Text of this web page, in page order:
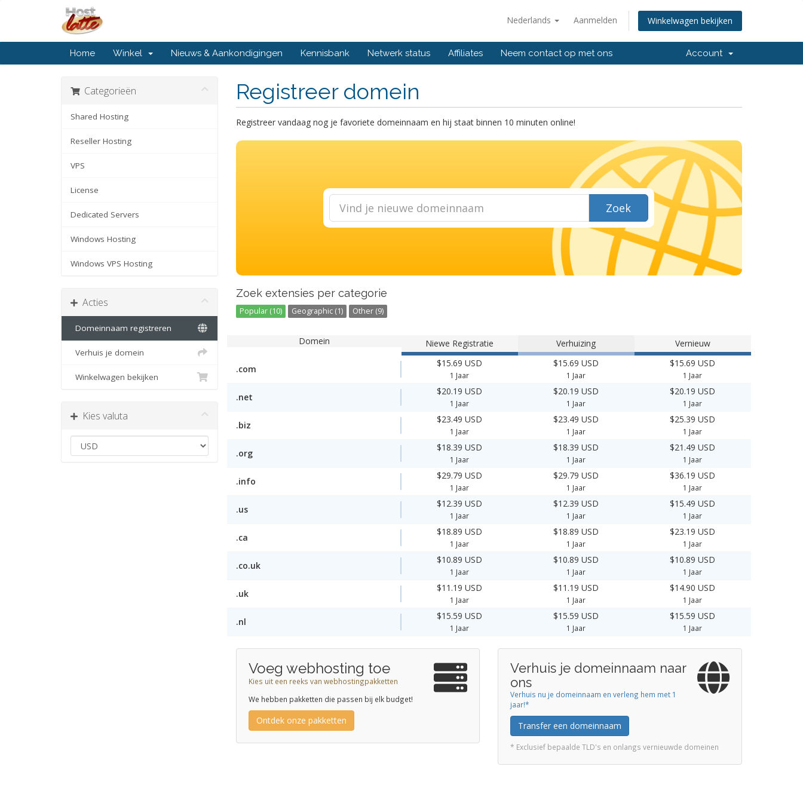
Nederlands Aanmelden Winkelwagen bekijken
Home Winkel Nieuws & Aankondigingen Kennisbank Netwerk status Affiliates Neem contact op met ons Account
Categorieën
Shared Hosting
Reseller Hosting
VPS
License
Dedicated Servers
Windows Hosting
Windows VPS Hosting
Acties
Domeinnaam registreren
Verhuis je domein
Winkelwagen bekijken
Kies valuta
Registreer domein
Registreer vandaag nog je favoriete domeinnaam en hij staat binnen 10 minuten online!
Zoek
Zoek extensies per categorie
Popular (10) Geographic (1) Other (9)
Domein Niewe Registratie Verhuizing Vernieuw
.com
$15.69 USD
1 Jaar
$15.69 USD
1 Jaar
$15.69 USD
1 Jaar
.net
$20.19 USD
1 Jaar
$20.19 USD
1 Jaar
$20.19 USD
1 Jaar
.biz
$23.49 USD
1 Jaar
$23.49 USD
1 Jaar
$25.39 USD
1 Jaar
.org
$18.39 USD
1 Jaar
$18.39 USD
1 Jaar
$21.49 USD
1 Jaar
.info
$29.79 USD
1 Jaar
$29.79 USD
1 Jaar
$36.19 USD
1 Jaar
.us
$12.39 USD
1 Jaar
$12.39 USD
1 Jaar
$15.49 USD
1 Jaar
.ca
$18.89 USD
1 Jaar
$18.89 USD
1 Jaar
$23.19 USD
1 Jaar
.co.uk
$10.89 USD
1 Jaar
$10.89 USD
1 Jaar
$10.89 USD
1 Jaar
.uk
$11.19 USD
1 Jaar
$11.19 USD
1 Jaar
$14.90 USD
1 Jaar
.nl
$15.59 USD
1 Jaar
$15.59 USD
1 Jaar
$15.59 USD
1 Jaar
Voeg webhosting toe
Kies uit een reeks van webhostingpakketten
We hebben pakketten die passen bij elk budget!
Ontdek onze pakketten
Verhuis je domeinnaam naar
ons
Verhuis nu je domeinnaam en verleng hem met 1
jaar!*
Transfer een domeinnaam
* Exclusief bepaalde TLD's en onlangs vernieuwde domeinen